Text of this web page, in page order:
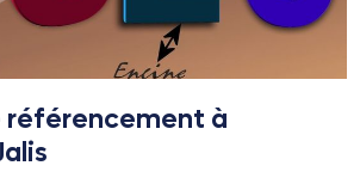
référencement à